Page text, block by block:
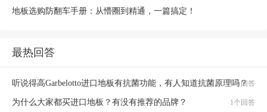
地板选购防翻车手册：从懵圈到精通，一篇搞定！
最热回答
听说得高Garbelotto进口地板有抗菌功能，有人知道抗菌原理吗？
1个回答
为什么大家都买进口地板？有没有推荐的品牌？ 1个回答